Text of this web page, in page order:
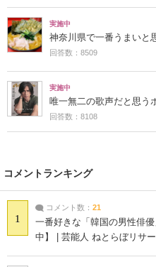
実施中
神奈川県で一番うまいと
回答数：8509
実施中
唯一無二の歌声だと思う
回答数：8108
コメントランキング
1
コメント数： 21
一番好きな「韓国の男性俳
中】 | 芸能人 ねとらぼリサ